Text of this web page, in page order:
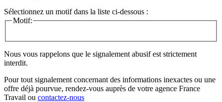
Sélectionnez un motif dans la liste ci-dessous :
Motif:
Nous vous rappelons que le signalement abusif est strictement
interdit.
Pour tout signalement concernant des informations inexactes ou une
offre déjà pourvue, rendez-vous auprès de votre agence France
Travail ou contactez-nous